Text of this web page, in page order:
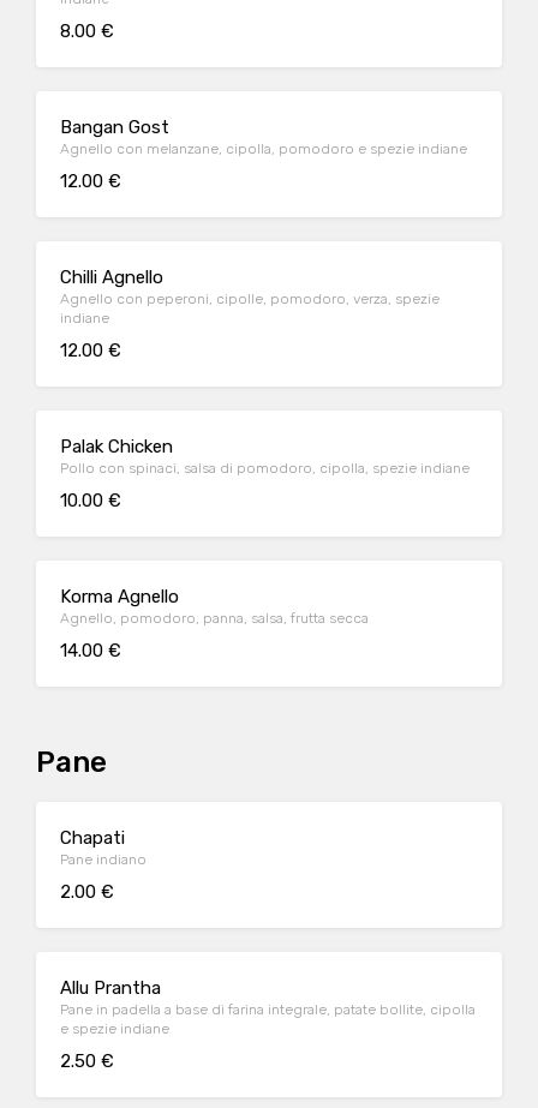
8.00 €
Bangan Gost
Agnello con melanzane, cipolla, pomodoro e spezie indiane
12.00 €
Chilli Agnello
Agnello con peperoni, cipolle, pomodoro, verza, spezie
indiane
12.00 €
Palak Chicken
Pollo con spinaci, salsa di pomodoro, cipolla, spezie indiane
10.00 €
Korma Agnello
Agnello, pomodoro, panna, salsa, frutta secca
14.00 €
Pane
Chapati
Pane indiano
2.00 €
Allu Prantha
Pane in padella a base di farina integrale, patate bollite, cipolla
e spezie indiane
2.50 €